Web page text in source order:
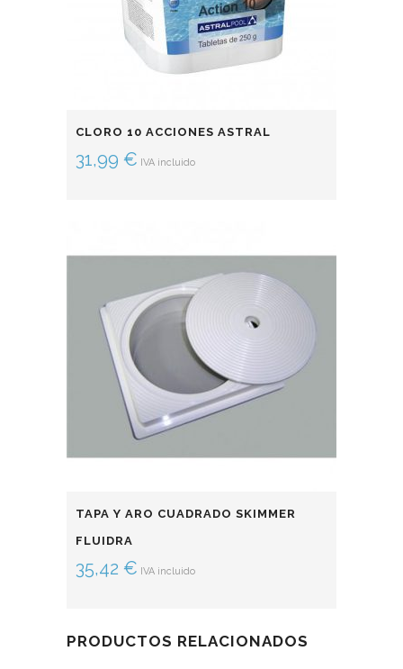
CLORO 10 ACCIONES ASTRAL
31,99 € IVA incluido
TAPA Y ARO CUADRADO SKIMMER
FLUIDRA
35,42 € IVA incluido
PRODUCTOS RELACIONADOS